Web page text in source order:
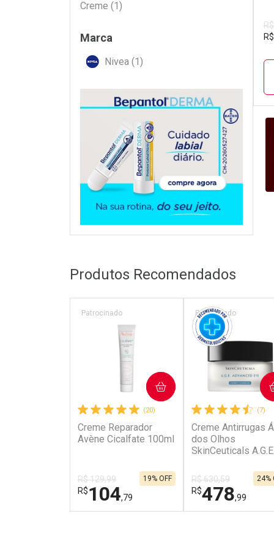
R$
Filtros
Creme (1)
Marca
Nivea (1)
Produtos Recomendados
(20)
Creme Reparador
Avène Cicalfate 100ml
Patrocinado
R$ 129,99
R$104,79
19% OFF
COMPRAR
(7)
Creme Antirrugas
dos Olhos
SkinCeuticals A.G.E.
Patrocinado
R$ 630,59
R$478,99
24%
COMPRAR